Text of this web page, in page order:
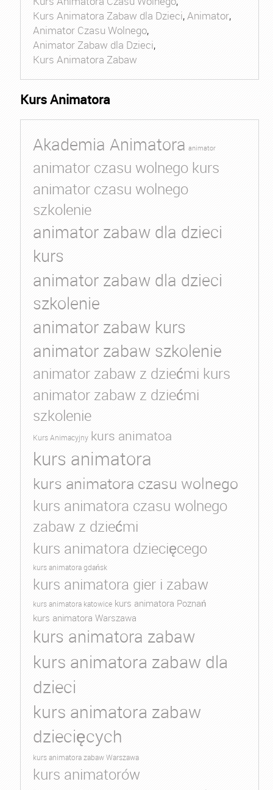
Kurs Animatora Zabaw dla Dzieci,Animator,
Animator Czasu Wolnego,
Animator Zabaw dla Dzieci,
Kurs Animatora Zabaw
Kurs Animatora
Akademia Animatora animator
animator czasu wolnego kurs
animator czasu wolnego
szkolenie
animator zabaw dla dzieci
kurs
animator zabaw dla dzieci
szkolenie
animator zabaw kurs
animator zabaw szkolenie
animator zabaw z dziećmi kurs
animator zabaw z dziećmi
szkolenie
Kurs Animacyjny kurs animatoa
kurs animatora
kurs animatora czasu wolnego
kurs animatora czasu wolnego
zabaw z dziećmi
kurs animatora dziecięcego
kurs animatora gdańsk
kurs animatora gier i zabaw
kurs animatora katowice kurs animatora Poznań
kurs animatora Warszawa
kurs animatora zabaw
kurs animatora zabaw dla
dzieci
kurs animatora zabaw
dziecięcych
kurs animatora zabaw Warszawa
kurs animatorów